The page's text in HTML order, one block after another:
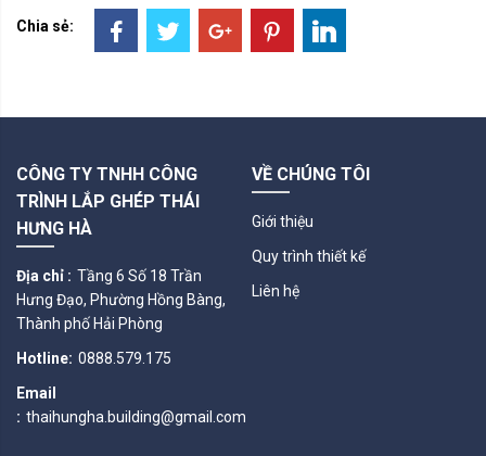
Chia sẻ:
CÔNG TY TNHH CÔNG
TRÌNH LẮP GHÉP THÁI
HƯNG HÀ
Địa chỉ : Tầng 6 Số 18 Trần
Hưng Đạo, Phường Hồng Bàng,
Thành phố Hải Phòng
Hotline: 0888.579.175
Email
: thaihungha.building@gmail.com
VỀ CHÚNG TÔI
Giới thiệu
Quy trình thiết kế
Liên hệ